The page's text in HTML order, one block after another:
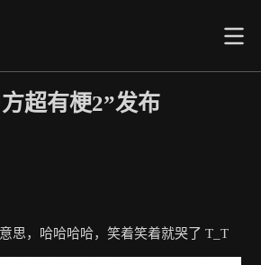
超有梗2”发布
思，哈哈哈哈，笑着笑着就哭了 T_T